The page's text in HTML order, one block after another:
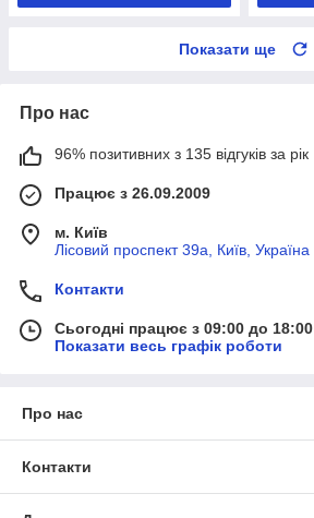
Показати ще
Про нас
96% позитивних з 135 відгуків за рік
Працює з 26.09.2009
м. Київ
Лісовий проспект 39а, Київ, Україна
Контакти
Сьогодні працює з 09:00 до 18:00
Показати весь графік роботи
Про нас
Контакти